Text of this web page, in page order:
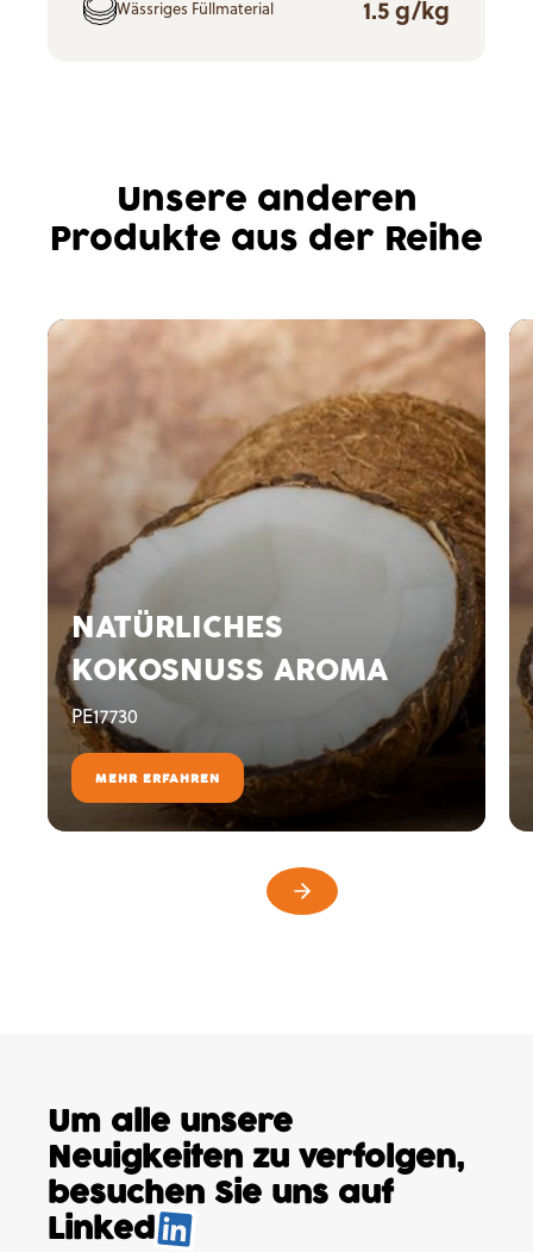
Wässriges Füllmaterial 1.5 g/kg
Unsere anderen
Produkte aus der Reihe
NATÜRLICHES
KOKOSNUSS AROMA
PE17730
MEHR ERFAHREN
Um alle unsere
Neuigkeiten zu verfolgen,
besuchen Sie uns auf
Linked.